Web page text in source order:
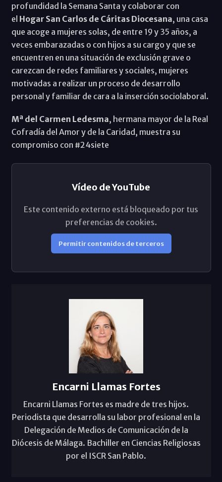
profundidad la Semana Santa y colaborar con
el Hogar San Carlos de Cáritas Diocesana, una casa
que acoge a mujeres solas, de entre 19 y 35 años, a
veces embarazadas o con hijos a su cargo y que se
encuentren en una situación de exclusión grave o
carezcan de redes familiares y sociales, mujeres
motivadas a realizar un proceso de desarrollo
personal y familiar de cara a la inserción sociolaboral.
Mª del Carmen Ledesma, hermana mayor de la Real
Cofradía del Amor y de la Caridad, muestra su
compromiso con #24siete
Vídeo de YouTube
Este contenido externo está bloqueado por tus
preferencias de cookies.
Permitir contenidos de terceros
Encarni Llamas Fortes
Encarni Llamas Fortes es madre de tres hijos.
Periodista que desarrolla su labor profesional en la
Delegación de Medios de Comunicación de la
Diócesis de Málaga. Bachiller en Ciencias Religiosas
por el ISCR San Pablo.